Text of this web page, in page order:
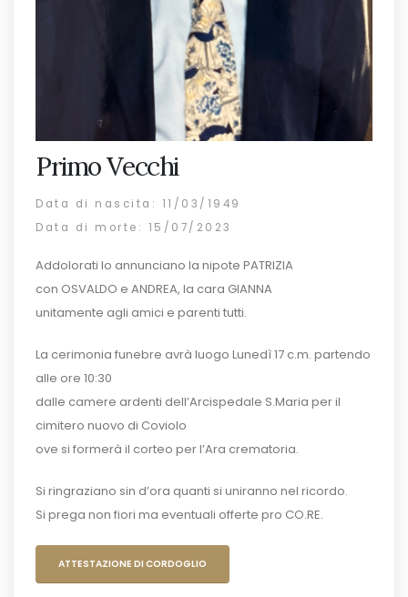
Primo Vecchi
Data di nascita: 11/03/1949
Data di morte: 15/07/2023
Addolorati lo annunciano la nipote PATRIZIA
con OSVALDO e ANDREA, la cara GIANNA
unitamente agli amici e parenti tutti.
La cerimonia funebre avrà luogo Lunedì 17 c.m. partendo
alle ore 10:30
dalle camere ardenti dell’Arcispedale S.Maria per il
cimitero nuovo di Coviolo
ove si formerà il corteo per l’Ara crematoria.
Si ringraziano sin d’ora quanti si uniranno nel ricordo.
Si prega non fiori ma eventuali offerte pro CO.RE.
ATTESTAZIONE DI CORDOGLIO